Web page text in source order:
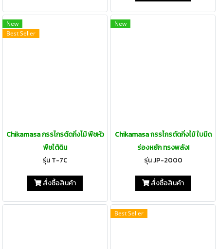
New
Best Seller
Chikamasa กรรไกรตัดกิ่งไม้ พืชหัว
พืชใต้ดิน
รุ่น T-7C
สั่งซื้อสินค้า
New
Chikamasa กรรไกรตัดกิ่งไม้ ใบมีด
ร่องหยัก ทรงพลัง!
รุ่น JP-2000
สั่งซื้อสินค้า
Best Seller